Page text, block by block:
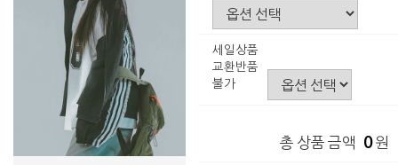
세일상품
교환반품
불가
총 상품 금액 0원